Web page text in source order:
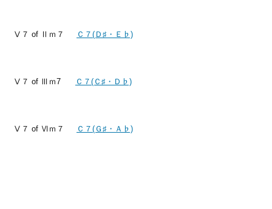
Ⅴ７ of Ⅱｍ７ Ｃ７(Ｄ♯・Ｅ♭)
Ⅴ７ of Ⅲｍ7 Ｃ７(Ｃ♯・Ｄ♭)
Ⅴ７ of Ⅵｍ７ Ｃ７(Ｇ♯・Ａ♭)